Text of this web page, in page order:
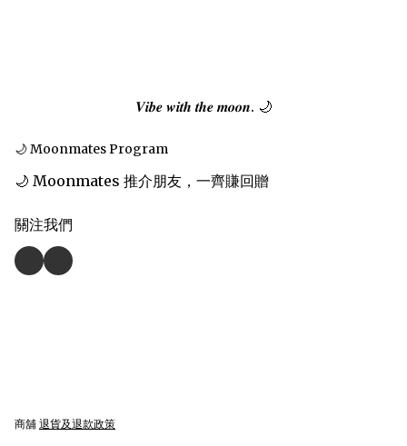
𝑽𝒊𝒃𝒆 𝒘𝒊𝒕𝒉 𝒕𝒉𝒆 𝒎𝒐𝒐𝒏. 🌙
🌙 Moonmates Program
🌙 Moonmates 推介朋友，一齊賺回贈
關注我們
商舖 退貨及退款政策